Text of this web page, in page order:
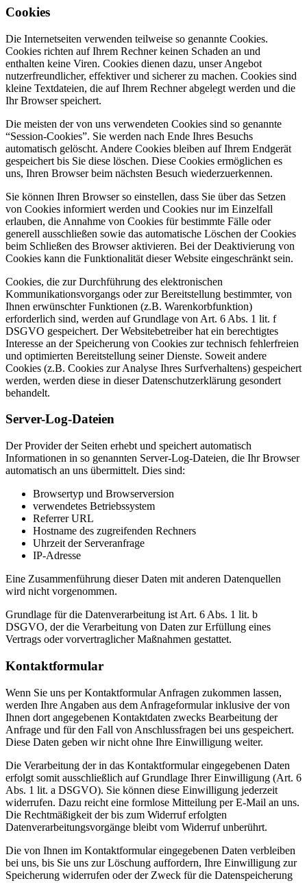
Cookies
Die Internetseiten verwenden teilweise so genannte Cookies.
Cookies richten auf Ihrem Rechner keinen Schaden an und
enthalten keine Viren. Cookies dienen dazu, unser Angebot
nutzerfreundlicher, effektiver und sicherer zu machen. Cookies sind
kleine Textdateien, die auf Ihrem Rechner abgelegt werden und die
Ihr Browser speichert.
Die meisten der von uns verwendeten Cookies sind so genannte
“Session-Cookies”. Sie werden nach Ende Ihres Besuchs
automatisch gelöscht. Andere Cookies bleiben auf Ihrem Endgerät
gespeichert bis Sie diese löschen. Diese Cookies ermöglichen es
uns, Ihren Browser beim nächsten Besuch wiederzuerkennen.
Sie können Ihren Browser so einstellen, dass Sie über das Setzen
von Cookies informiert werden und Cookies nur im Einzelfall
erlauben, die Annahme von Cookies für bestimmte Fälle oder
generell ausschließen sowie das automatische Löschen der Cookies
beim Schließen des Browser aktivieren. Bei der Deaktivierung von
Cookies kann die Funktionalität dieser Website eingeschränkt sein.
Cookies, die zur Durchführung des elektronischen
Kommunikationsvorgangs oder zur Bereitstellung bestimmter, von
Ihnen erwünschter Funktionen (z.B. Warenkorbfunktion)
erforderlich sind, werden auf Grundlage von Art. 6 Abs. 1 lit. f
DSGVO gespeichert. Der Websitebetreiber hat ein berechtigtes
Interesse an der Speicherung von Cookies zur technisch fehlerfreien
und optimierten Bereitstellung seiner Dienste. Soweit andere
Cookies (z.B. Cookies zur Analyse Ihres Surfverhaltens) gespeichert
werden, werden diese in dieser Datenschutzerklärung gesondert
behandelt.
Server-Log-Dateien
Der Provider der Seiten erhebt und speichert automatisch
Informationen in so genannten Server-Log-Dateien, die Ihr Browser
automatisch an uns übermittelt. Dies sind:
Browsertyp und Browserversion
verwendetes Betriebssystem
Referrer URL
Hostname des zugreifenden Rechners
Uhrzeit der Serveranfrage
IP-Adresse
Eine Zusammenführung dieser Daten mit anderen Datenquellen
wird nicht vorgenommen.
Grundlage für die Datenverarbeitung ist Art. 6 Abs. 1 lit. b
DSGVO, der die Verarbeitung von Daten zur Erfüllung eines
Vertrags oder vorvertraglicher Maßnahmen gestattet.
Kontaktformular
Wenn Sie uns per Kontaktformular Anfragen zukommen lassen,
werden Ihre Angaben aus dem Anfrageformular inklusive der von
Ihnen dort angegebenen Kontaktdaten zwecks Bearbeitung der
Anfrage und für den Fall von Anschlussfragen bei uns gespeichert.
Diese Daten geben wir nicht ohne Ihre Einwilligung weiter.
Die Verarbeitung der in das Kontaktformular eingegebenen Daten
erfolgt somit ausschließlich auf Grundlage Ihrer Einwilligung (Art. 6
Abs. 1 lit. a DSGVO). Sie können diese Einwilligung jederzeit
widerrufen. Dazu reicht eine formlose Mitteilung per E-Mail an uns.
Die Rechtmäßigkeit der bis zum Widerruf erfolgten
Datenverarbeitungsvorgänge bleibt vom Widerruf unberührt.
Die von Ihnen im Kontaktformular eingegebenen Daten verbleiben
bei uns, bis Sie uns zur Löschung auffordern, Ihre Einwilligung zur
Speicherung widerrufen oder der Zweck für die Datenspeicherung